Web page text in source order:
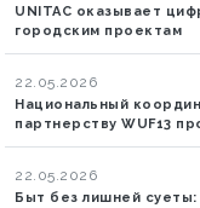
UNITAC оказывает
городским проектам
22.05.2026
Национальный
партнерству WUF13
22.05.2026
Быт без лишней